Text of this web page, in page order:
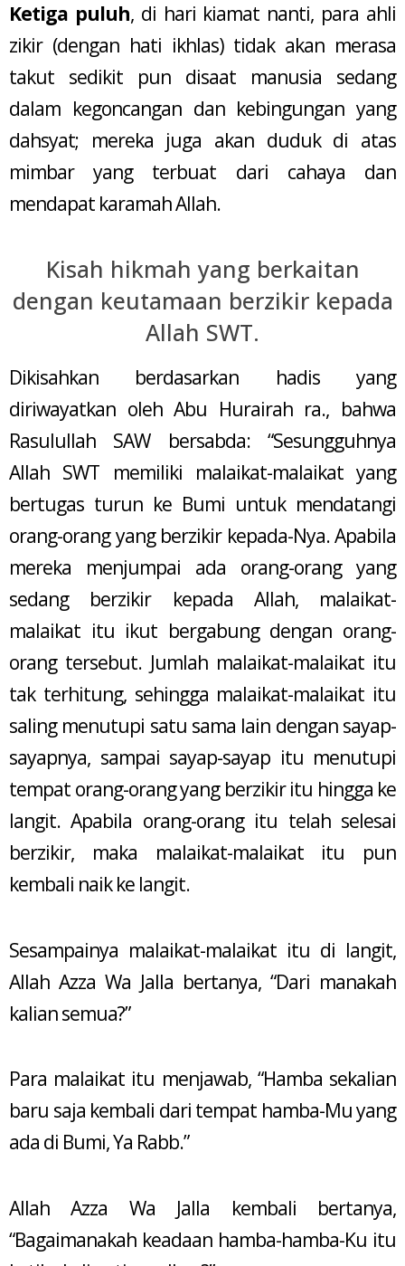
Ketiga puluh, di hari kiamat nanti, para ahli
zikir (dengan hati ikhlas) tidak akan merasa
takut sedikit pun disaat manusia sedang
dalam kegoncangan dan kebingungan yang
dahsyat; mereka juga akan duduk di atas
mimbar yang terbuat dari cahaya dan
mendapat karamah Allah.
Kisah hikmah yang berkaitan
dengan keutamaan berzikir kepada
Allah SWT.
Dikisahkan berdasarkan hadis yang
diriwayatkan oleh Abu Hurairah ra., bahwa
Rasulullah SAW bersabda: “Sesungguhnya
Allah SWT memiliki malaikat-malaikat yang
bertugas turun ke Bumi untuk mendatangi
orang-orang yang berzikir kepada-Nya. Apabila
mereka menjumpai ada orang-orang yang
sedang berzikir kepada Allah, malaikat-
malaikat itu ikut bergabung dengan orang-
orang tersebut. Jumlah malaikat-malaikat itu
tak terhitung, sehingga malaikat-malaikat itu
saling menutupi satu sama lain dengan sayap-
sayapnya, sampai sayap-sayap itu menutupi
tempat orang-orang yang berzikir itu hingga ke
langit. Apabila orang-orang itu telah selesai
berzikir, maka malaikat-malaikat itu pun
kembali naik ke langit.
Sesampainya malaikat-malaikat itu di langit,
Allah Azza Wa Jalla bertanya, “Dari manakah
kalian semua?”
Para malaikat itu menjawab, “Hamba sekalian
baru saja kembali dari tempat hamba-Mu yang
ada di Bumi, Ya Rabb.”
Allah Azza Wa Jalla kembali bertanya,
“Bagaimanakah keadaan hamba-hamba-Ku itu